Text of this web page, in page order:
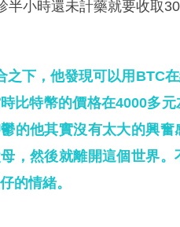
半小時還未計藥就要收取
之下，他發現可以用BTC
比特幣的價格在4000多
的他其實沒有太大的興
，然後就離開這個世界
的情緒。